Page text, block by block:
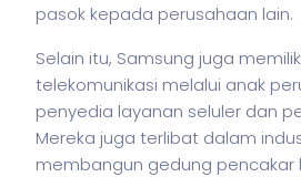
pasok kepada perusahaan lain.
Selain itu, Samsung juga
telekomunikasi melalui anak
penyedia layanan seluler dan
Mereka juga terlibat dalam
membangun gedung pencakar